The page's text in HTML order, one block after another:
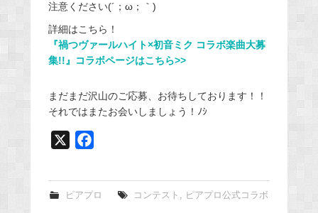
注意ください(´；ω；｀)
詳細はこちら！
『禍つヴァールハイト×初音ミク コラボ楽曲大募
集!!』コラボページはこちら>>
まだまだ沢山のご応募、お待ちしております！！
それではまたお会いしましょう！ﾉｼ
e
ピアプロ コンテスト , ピアプロ公式コラボ